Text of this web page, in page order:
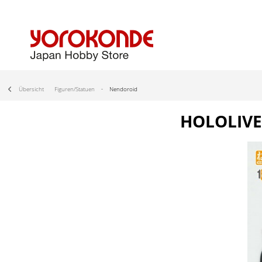
Übersicht Figuren/Statuen Nendoroid